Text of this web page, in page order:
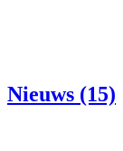
Nieuws (15)